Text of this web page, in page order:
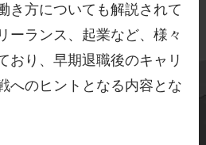
き方についても解説されて
ーランス、起業など、様々
おり、早期退職後のキャリ
へのヒントとなる内容とな